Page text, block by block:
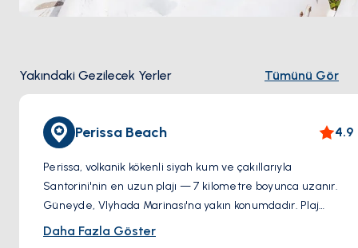
Yakındaki Gezilecek Yerler Tümünü Gör
Perissa Beach 4.9
Perissa, volkanik kökenli siyah kum ve çakıllarıyla
Santorini'nin en uzun plajı — 7 kilometre boyunca uzanır.
Güneyde, Vlyhada Marinası'na yakın konumdadır. Plaj
boyunca sıralanan barlar ve restoranlar öğle durağı için
Daha Fazla Göster